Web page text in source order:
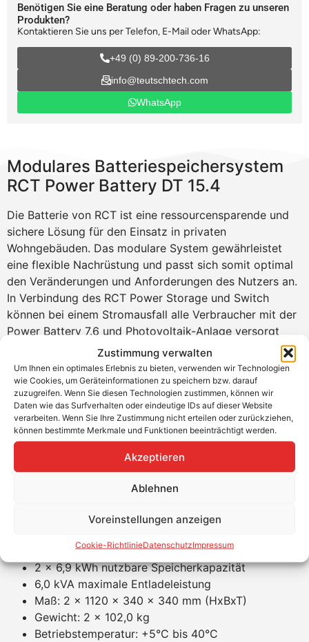
Zustimmung verwalten
Um Ihnen ein optimales Erlebnis zu bieten, verwenden wir Technologien
wie Cookies, um Geräteinformationen zu speichern bzw. darauf
zuzugreifen. Wenn Sie diesen Technologien zustimmen, können wir
Daten wie das Surfverhalten oder eindeutige IDs auf dieser Website
verarbeiten. Wenn Sie Ihre Zustimmung nicht erteilen oder zurückziehen,
können bestimmte Merkmale und Funktionen beeinträchtigt werden.
Akzeptieren
Ablehnen
Voreinstellungen anzeigen
Cookie-RichtlinieDatenschutzImpressum
Benötigen Sie eine Beratung oder haben Fragen zu unseren
Produkten?
Kontaktieren Sie uns per Telefon, E-Mail oder WhatsApp:
+49 (0) 89-200-736-16
info@teutschtech.com
WhatsApp
Modulares Batteriespeichersystem
RCT Power Battery DT 15.4
Die Batterie von RCT ist eine ressourcensparende und
sichere Lösung für den Einsatz in privaten
Wohngebäuden. Das modulare System gewährleistet
eine flexible Nachrüstung und passt sich somit optimal
den Veränderungen und Anforderungen des Nutzers an.
In Verbindung des RCT Power Storage und Switch
können bei einem Stromausfall alle Verbraucher mit der
Power Battery 7.6 und Photovoltaik-Anlage versorgt
Produktvorteile RCT Power Battery
Skalierbar und erweiterungsfähig
Einfacher Transport und Installation durch
modularen Aufbau und leichte Verkabelung
Netzersatzversorgung mit dem optionalen RCT
Lithium-Eisen-Phosphat Zellchemie
Produkteigenschaften RCT Power Battery
2 x 6,9 kWh nutzbare Speicherkapazität
6,0 kVA maximale Entladeleistung
Maß: 2 x 1120 x 340 x 340 mm (HxBxT)
Gewicht: 2 x 102,0 kg
Betriebstemperatur: +5°C bis 40°C